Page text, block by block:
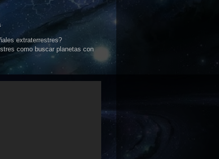
extraterrestres?
como buscar planetas con